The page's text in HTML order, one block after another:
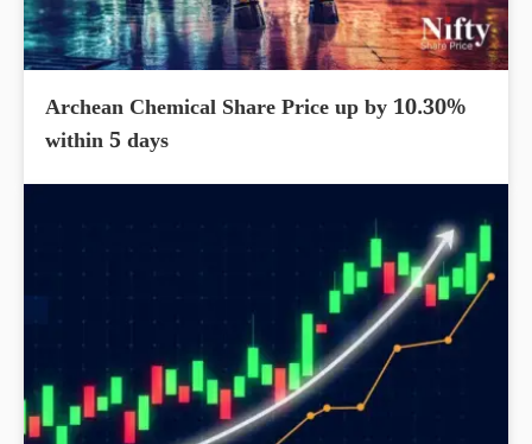
Archean Chemical Share Price up by 10.30%
within 5 days